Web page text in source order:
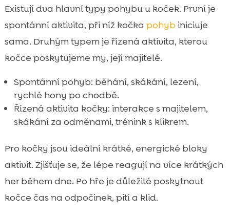
Existují dva hlavní typy pohybu u koček. První je
spontánní aktivita, při níž kočka pohybiniciuje
sama. Druhým typem je řízená aktivita, kterou
kočce poskytujeme my, její majitelé.
Spontánní pohyb: běhání, skákání, lezení,
rychlé hony po chodbě.
Řízená aktivita kočky: interakce s majitelem,
skákání za odměnami, trénink s klikrem.
Pro kočky jsou ideální krátké, energické bloky
aktivit. Zjišťuje se, že lépe reagují na více krátkých
her během dne. Po hře je důležité poskytnout
kočce čas na odpočinek, pití a klid.